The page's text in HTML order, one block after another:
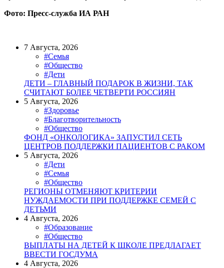
Фото: Пресс-служба ИА РАН
7 Августа, 2026
#Семья
#Общество
#Дети
ДЕТИ – ГЛАВНЫЙ ПОДАРОК В ЖИЗНИ, ТАК
СЧИТАЮТ БОЛЕЕ ЧЕТВЕРТИ РОССИЯН
5 Августа, 2026
#Здоровье
#Благотворительность
#Общество
ФОНД «ОНКОЛОГИКА» ЗАПУСТИЛ СЕТЬ
ЦЕНТРОВ ПОДДЕРЖКИ ПАЦИЕНТОВ С РАКОМ
5 Августа, 2026
#Дети
#Семья
#Общество
РЕГИОНЫ ОТМЕНЯЮТ КРИТЕРИИ
НУЖДАЕМОСТИ ПРИ ПОДДЕРЖКЕ СЕМЕЙ С
ДЕТЬМИ
4 Августа, 2026
#Образование
#Общество
ВЫПЛАТЫ НА ДЕТЕЙ К ШКОЛЕ ПРЕДЛАГАЕТ
ВВЕСТИ ГОСДУМА
4 Августа, 2026